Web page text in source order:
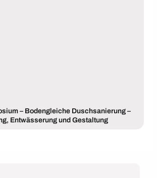
– Bodengleiche Duschsanierung –
Entwässerung und Gestaltung